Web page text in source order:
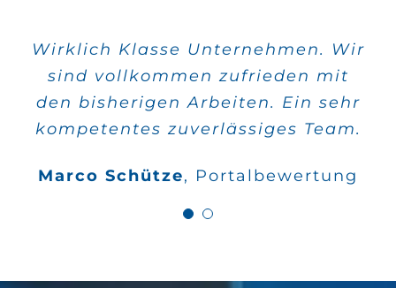
Wirklich Klasse Unternehmen. Wir
sind vollkommen zufrieden mit
den bisherigen Arbeiten. Ein sehr
kompetentes zuverlässiges Team.
Marco Schütze, Portalbewertung
Alle meine Aufträge wurden sehr
schnell verwirklicht und die
Qualität stimmt auch.
Wilfried Kahle
Google